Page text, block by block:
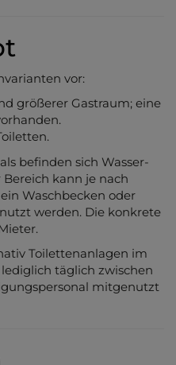
vor:
größerer Gastraum; eine
befinden sich Wasser-
Bereich kann je nach
Waschbecken oder
werden. Die konkrete
Toilettenanlagen im
täglich zwischen
mitgenutzt